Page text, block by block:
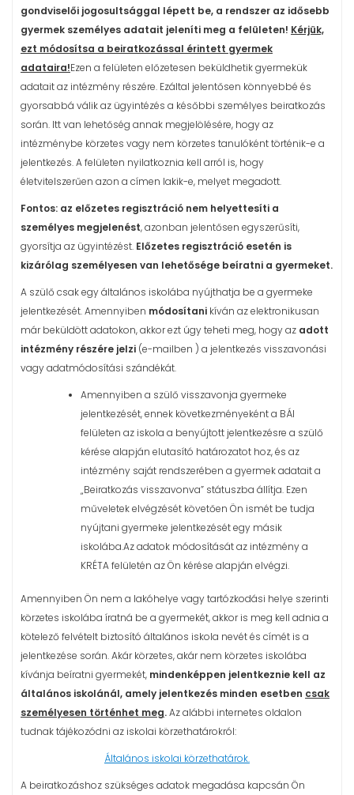
gondviselői jogosultsággal lépett be, a rendszer az idősebb
gyermek személyes adatait jeleníti meg a felületen! Kérjük,
ezt módosítsa a beiratkozással érintett gyermek
adataira!Ezen a felületen előzetesen beküldhetik gyermekük
adatait az intézmény részére. Ezáltal jelentősen könnyebbé és
gyorsabbá válik az ügyintézés a későbbi személyes beiratkozás
során. Itt van lehetőség annak megjelölésére, hogy az
intézménybe körzetes vagy nem körzetes tanulóként történik-e a
jelentkezés. A felületen nyilatkoznia kell arról is, hogy
életvitelszerűen azon a címen lakik-e, melyet megadott.
Fontos: az előzetes regisztráció nem helyettesíti a
személyes megjelenést, azonban jelentősen egyszerűsíti,
gyorsítja az ügyintézést. Előzetes regisztráció esetén is
kizárólag személyesen van lehetősége beíratni a gyermeket.
A szülő csak egy általános iskolába nyújthatja be a gyermeke
jelentkezését. Amennyiben módosítani kíván az elektronikusan
már beküldött adatokon, akkor ezt úgy teheti meg, hogy az adott
intézmény részére jelzi (e-mailben ) a jelentkezés visszavonási
vagy adatmódosítási szándékát.
Amennyiben a szülő visszavonja gyermeke
jelentkezését, ennek következményeként a BÁI
felületen az iskola a benyújtott jelentkezésre a szülő
kérése alapján elutasító határozatot hoz, és az
intézmény saját rendszerében a gyermek adatait a
„Beiratkozás visszavonva” státuszba állítja. Ezen
műveletek elvégzését követően Ön ismét be tudja
nyújtani gyermeke jelentkezését egy másik
iskolába.Az adatok módosítását az intézmény a
KRÉTA felületén az Ön kérése alapján elvégzi.
Amennyiben Ön nem a lakóhelye vagy tartózkodási helye szerinti
körzetes iskolába íratná be a gyermekét, akkor is meg kell adnia a
kötelező felvételt biztosító általános iskola nevét és címét is a
jelentkezése során. Akár körzetes, akár nem körzetes iskolába
kívánja beíratni gyermekét, mindenképpen jelentkeznie kell az
általános iskolánál, amely jelentkezés minden esetben csak
személyesen történhet meg.Az alábbi internetes oldalon
tudnak tájékozódni az iskolai körzethatárokról:
Általános iskolai körzethatárok.
A beiratkozáshoz szükséges adatok megadása kapcsán Ön